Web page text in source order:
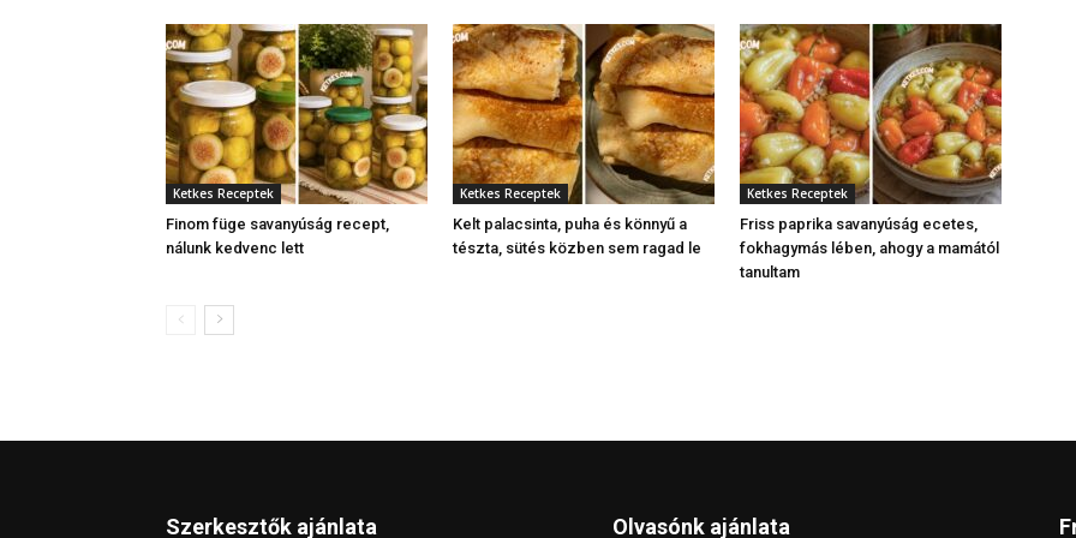
Ketkes Receptek
Finom füge savanyúság recept,
nálunk kedvenc lett
Ketkes Receptek
Kelt palacsinta, puha és könnyű a
tészta, sütés közben sem ragad le
Ketkes Receptek
Friss paprika savanyúság ecetes,
fokhagymás lében, ahogy a mamától
tanultam
Szerkesztők ajánlata Olvasónk ajánlata